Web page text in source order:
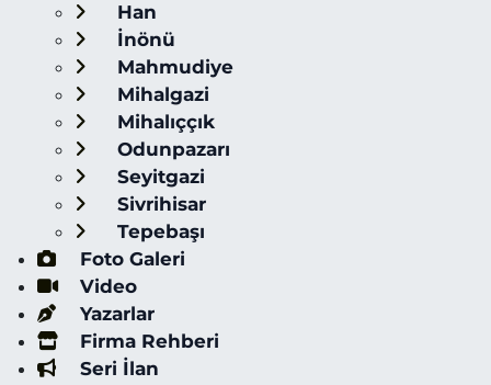
Han
İnönü
Mahmudiye
Mihalgazi
Mihalıççık
Odunpazarı
Seyitgazi
Sivrihisar
Tepebaşı
Foto Galeri
Video
Yazarlar
Firma Rehberi
Seri İlan